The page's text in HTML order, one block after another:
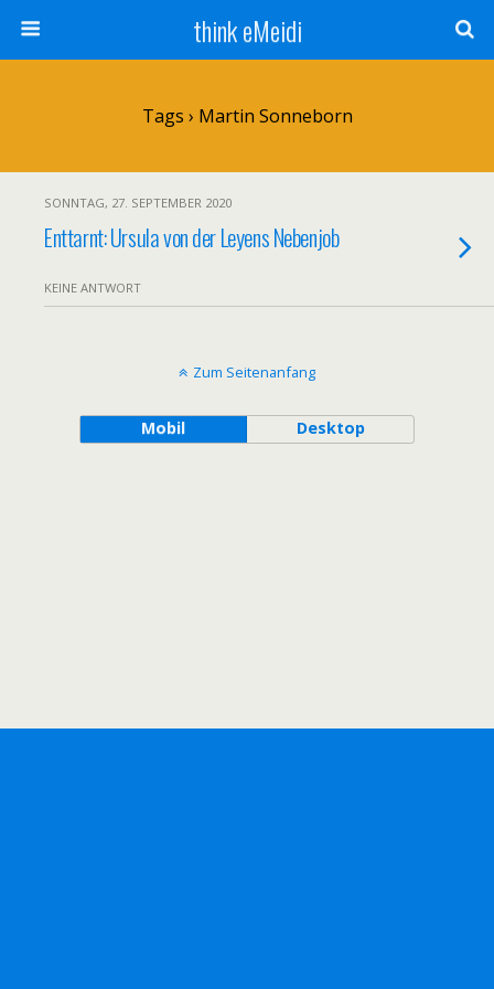
think eMeidi
Tags › Martin Sonneborn
SONNTAG, 27. SEPTEMBER 2020
Enttarnt: Ursula von der Leyens Nebenjob
KEINE ANTWORT
Zum Seitenanfang
Mobil Desktop